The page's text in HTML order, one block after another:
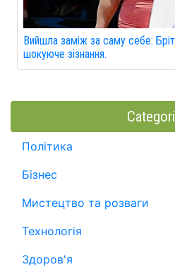
Вийшла заміж за саму себе:
шокуюче зізнання.
Політика
Бізнес
Мистецтво та розваги
Технологія
Здоров'я